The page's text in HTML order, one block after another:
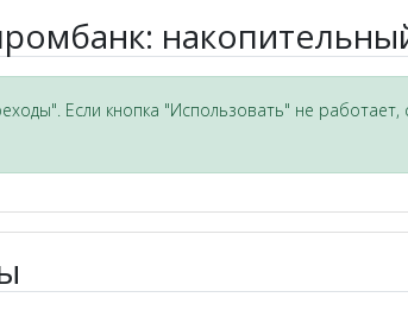
Если кнопка "Использовать" не работает,